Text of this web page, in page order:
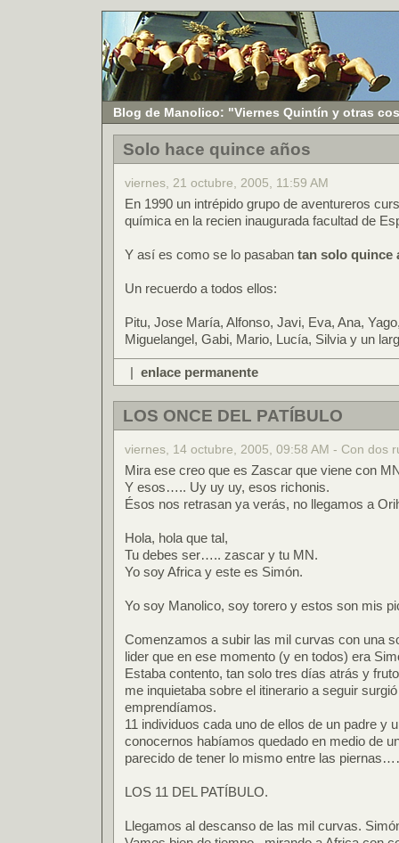
Blog de Manolico: "Viernes Quintín y otras
Solo hace quince años
viernes, 21 octubre, 2005, 11:59 AM
En 1990 un intrépido grupo de aventureros
química en la recien inaugurada facultad de
Y así es como se lo pasaban tan solo quince
Un recuerdo a todos ellos:
Pitu, Jose María, Alfonso, Javi, Eva, Ana,
Miguelangel, Gabi, Mario, Lucía, Silvia y un
| enlace permanente
LOS ONCE DEL PATÍBULO
viernes, 14 octubre, 2005, 09:58 AM - Con dos
Mira ese creo que es Zascar que viene con
Y esos….. Uy uy uy, esos richonis.
Ésos nos retrasan ya verás, no llegamos a
Hola, hola que tal,
Tu debes ser….. zascar y tu MN.
Yo soy Africa y este es Simón.
Yo soy Manolico, soy torero y estos son mis
Comenzamos a subir las mil curvas con una
lider que en ese momento (y en todos) era
Estaba contento, tan solo tres días atrás y
me inquietaba sobre el itinerario a seguir
emprendíamos.
11 individuos cada uno de ellos de un padre y
conocernos habíamos quedado en medio de
parecido de tener lo mismo entre las
LOS 11 DEL PATÍBULO.
Llegamos al descanso de las mil curvas.